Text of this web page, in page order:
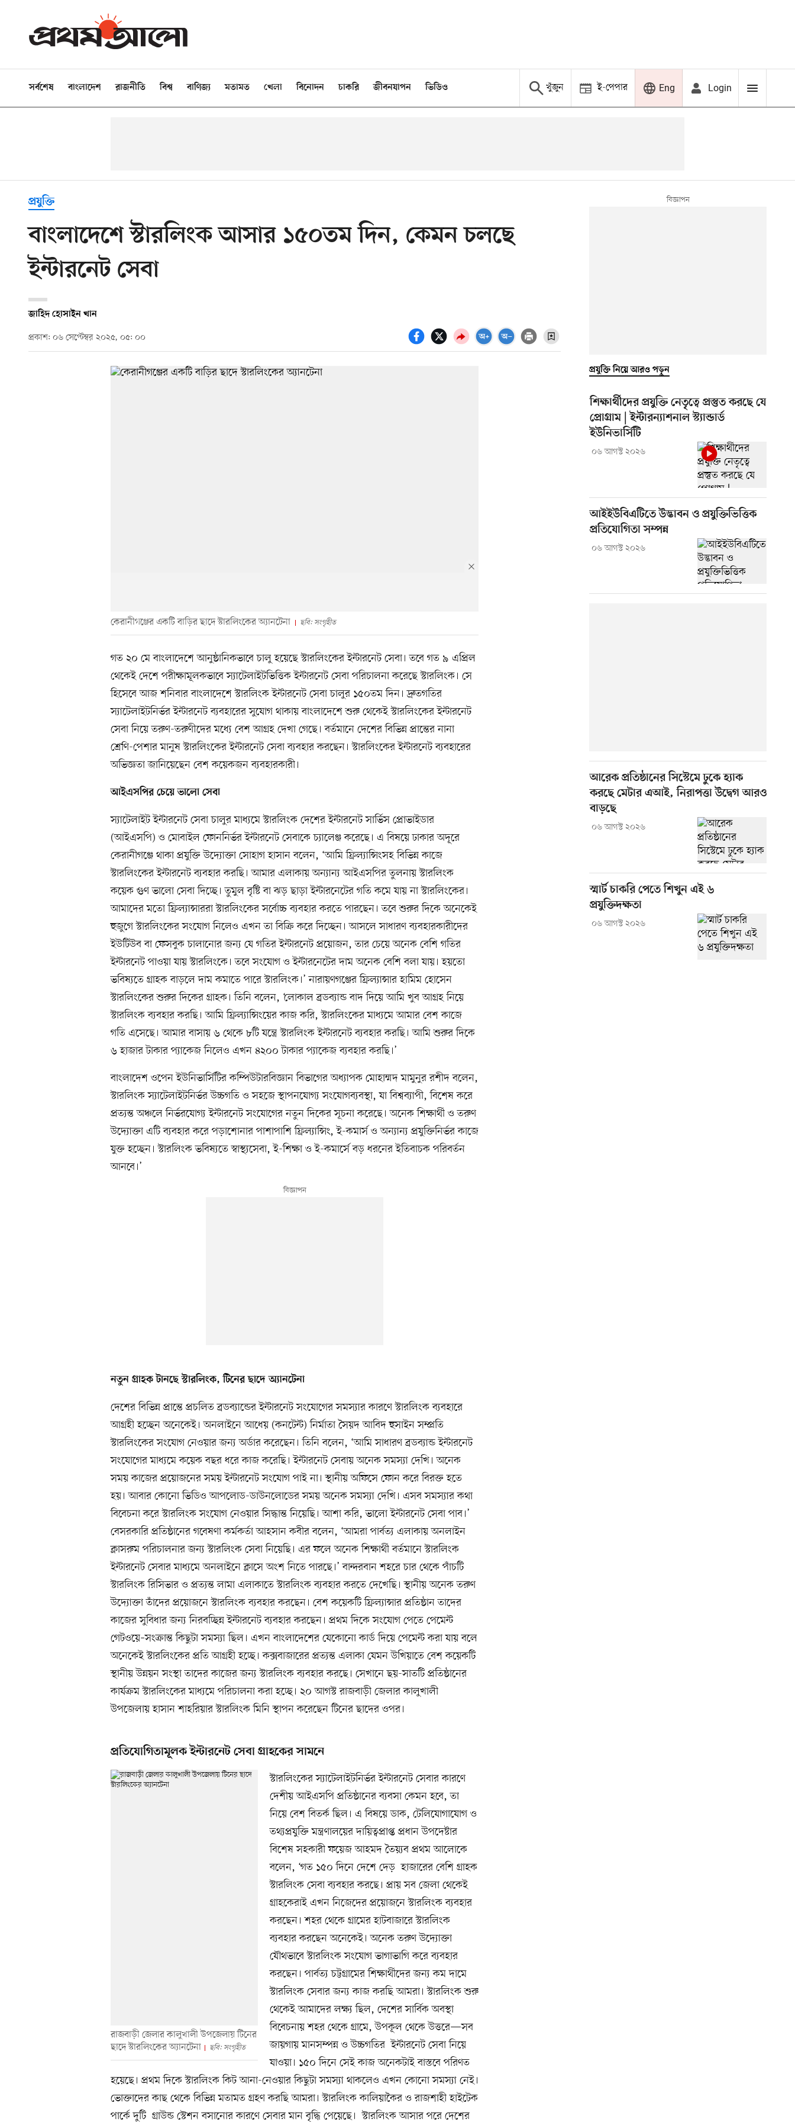
সর্বশেষ বাংলাদেশ রাজনীতি বিশ্ব বাণিজ্য মতামত খেলা বিনোদন চাকরি জীবনযাপন ভিডিও খুঁজুন ই-পেপার Eng Login
প্রযুক্তি
বাংলাদেশে স্টারলিংক আসার ১৫০তম দিন, কেমন চলছে
ইন্টারনেট সেবা
জাহিদ হোসাইন খান
প্রকাশ: ০৬ সেপ্টেম্বর ২০২৫, ০৫: ০০
কেরানীগঞ্জের একটি বাড়ির ছাদে স্টারলিংকের অ্যানটেনা ছবি: সংগৃহীত
গত ২০ মে বাংলাদেশে আনুষ্ঠানিকভাবে চালু হয়েছে স্টারলিংকের ইন্টারনেট সেবা। তবে গত ৯ এপ্রিল
থেকেই দেশে পরীক্ষামূলকভাবে স্যাটেলাইটভিত্তিক ইন্টারনেট সেবা পরিচালনা করেছে স্টারলিংক। সে
হিসেবে আজ শনিবার বাংলাদেশে স্টারলিংক ইন্টারনেট সেবা চালুর ১৫০তম দিন। দ্রুতগতির
স্যাটেলাইটনির্ভর ইন্টারনেট ব্যবহারের সুযোগ থাকায় বাংলাদেশে শুরু থেকেই স্টারলিংকের ইন্টারনেট
সেবা নিয়ে তরুণ-তরুণীদের মধ্যে বেশ আগ্রহ দেখা গেছে। বর্তমানে দেশের বিভিন্ন প্রান্তের নানা
শ্রেণি-পেশার মানুষ স্টারলিংকের ইন্টারনেট সেবা ব্যবহার করছেন। স্টারলিংকের ইন্টারনেট ব্যবহারের
অভিজ্ঞতা জানিয়েছেন বেশ কয়েকজন ব্যবহারকারী।
আইএসপির চেয়ে ভালো সেবা
স্যাটেলাইট ইন্টারনেট সেবা চালুর মাধ্যমে স্টারলিংক দেশের ইন্টারনেট সার্ভিস প্রোভাইডার
(আইএসপি) ও মোবাইল ফোননির্ভর ইন্টারনেট সেবাকে চ্যালেঞ্জ করেছে। এ বিষয়ে ঢাকার অদূরে
কেরানীগঞ্জে থাকা প্রযুক্তি উদ্যোক্তা সোহাগ হাসান বলেন, ‘আমি ফ্রিল্যান্সিংসহ বিভিন্ন কাজে
স্টারলিংকের ইন্টারনেট ব্যবহার করছি। আমার এলাকায় অন্যান্য আইএসপির তুলনায় স্টারলিংক
কয়েক গুণ ভালো সেবা দিচ্ছে। তুমুল বৃষ্টি বা ঝড় ছাড়া ইন্টারনেটের গতি কমে যায় না স্টারলিংকের।
আমাদের মতো ফ্রিল্যান্সাররা স্টারলিংকের সর্বোচ্চ ব্যবহার করতে পারছেন। তবে শুরুর দিকে অনেকেই
হুজুগে স্টারলিংকের সংযোগ নিলেও এখন তা বিক্রি করে দিচ্ছেন। আসলে সাধারণ ব্যবহারকারীদের
ইউটিউব বা ফেসবুক চালানোর জন্য যে গতির ইন্টারনেট প্রয়োজন, তার চেয়ে অনেক বেশি গতির
ইন্টারনেট পাওয়া যায় স্টারলিংকে। তবে সংযোগ ও ইন্টারনেটের দাম অনেক বেশি বলা যায়। হয়তো
ভবিষ্যতে গ্রাহক বাড়লে দাম কমাতে পারে স্টারলিংক।’ নারায়ণগঞ্জের ফ্রিল্যান্সার হামিম হোসেন
স্টারলিংকের শুরুর দিকের গ্রাহক। তিনি বলেন, ‘লোকাল ব্রডব্যান্ড বাদ দিয়ে আমি খুব আগ্রহ নিয়ে
স্টারলিংক ব্যবহার করছি। আমি ফ্রিল্যান্সিংয়ের কাজ করি, স্টারলিংকের মাধ্যমে আমার বেশ কাজে
গতি এসেছে। আমার বাসায় ৬ থেকে ৮টি যন্ত্রে স্টারলিংক ইন্টারনেট ব্যবহার করছি। আমি শুরুর দিকে
৬ হাজার টাকার প্যাকেজ নিলেও এখন ৪২০০ টাকার প্যাকেজ ব্যবহার করছি।’
বাংলাদেশ ওপেন ইউনিভার্সিটির কম্পিউটারবিজ্ঞান বিভাগের অধ্যাপক মোহাম্মদ মামুনুর রশীদ বলেন,
স্টারলিংক স্যাটেলাইটনির্ভর উচ্চগতি ও সহজে স্থাপনযোগ্য সংযোগব্যবস্থা, যা বিশ্বব্যাপী, বিশেষ করে
প্রত্যন্ত অঞ্চলে নির্ভরযোগ্য ইন্টারনেট সংযোগের নতুন দিকের সূচনা করেছে। অনেক শিক্ষার্থী ও তরুণ
উদ্যোক্তা এটি ব্যবহার করে পড়াশোনার পাশাপাশি ফ্রিল্যান্সিং, ই-কমার্স ও অন্যান্য প্রযুক্তিনির্ভর কাজে
যুক্ত হচ্ছেন। স্টারলিংক ভবিষ্যতে স্বাস্থ্যসেবা, ই-শিক্ষা ও ই-কমার্সে বড় ধরনের ইতিবাচক পরিবর্তন
আনবে।’
নতুন গ্রাহক টানছে স্টারলিংক, টিনের ছাদে অ্যানটেনা
দেশের বিভিন্ন প্রান্তে প্রচলিত ব্রডব্যান্ডের ইন্টারনেট সংযোগের সমস্যার কারণে স্টারলিংক ব্যবহারে
আগ্রহী হচ্ছেন অনেকেই। অনলাইনে আধেয় (কনটেন্ট) নির্মাতা সৈয়দ আবিদ হুসাইন সম্প্রতি
স্টারলিংকের সংযোগ নেওয়ার জন্য অর্ডার করেছেন। তিনি বলেন, ‘আমি সাধারণ ব্রডব্যান্ড ইন্টারনেট
সংযোগের মাধ্যমে কয়েক বছর ধরে কাজ করেছি। ইন্টারনেট সেবায় অনেক সমস্যা দেখি। অনেক
সময় কাজের প্রয়োজনের সময় ইন্টারনেট সংযোগ পাই না। স্থানীয় অফিসে ফোন করে বিরক্ত হতে
হয়। আবার কোনো ভিডিও আপলোড-ডাউনলোডের সময় অনেক সমস্যা দেখি। এসব সমস্যার কথা
বিবেচনা করে স্টারলিংক সংযোগ নেওয়ার সিদ্ধান্ত নিয়েছি। আশা করি, ভালো ইন্টারনেট সেবা পাব।’
বেসরকারি প্রতিষ্ঠানের গবেষণা কর্মকর্তা আহসান কবীর বলেন, ‘আমরা পার্বত্য এলাকায় অনলাইন
ক্লাসরুম পরিচালনার জন্য স্টারলিংক সেবা নিয়েছি। এর ফলে অনেক শিক্ষার্থী বর্তমানে স্টারলিংক
ইন্টারনেট সেবার মাধ্যমে অনলাইনে ক্লাসে অংশ নিতে পারছে।’ বান্দরবান শহরে চার থেকে পাঁচটি
স্টারলিংক রিসিভার ও প্রত্যন্ত লামা এলাকাতে স্টারলিংক ব্যবহার করতে দেখেছি। স্থানীয় অনেক তরুণ
উদ্যোক্তা তাঁদের প্রয়োজনে স্টারলিংক ব্যবহার করছেন। বেশ কয়েকটি ফ্রিল্যান্সার প্রতিষ্ঠান তাদের
কাজের সুবিধার জন্য নিরবচ্ছিন্ন ইন্টারনেট ব্যবহার করছেন। প্রথম দিকে সংযোগ পেতে পেমেন্ট
গেটওয়ে–সংক্রান্ত কিছুটা সমস্যা ছিল। এখন বাংলাদেশের যেকোনো কার্ড দিয়ে পেমেন্ট করা যায় বলে
অনেকেই স্টারলিংকের প্রতি আগ্রহী হচ্ছে। কক্সবাজারের প্রত্যন্ত এলাকা যেমন উখিয়াতে বেশ কয়েকটি
স্থানীয় উন্নয়ন সংস্থা তাদের কাজের জন্য স্টারলিংক ব্যবহার করছে। সেখানে ছয়-সাতটি প্রতিষ্ঠানের
কার্যক্রম স্টারলিংকের মাধ্যমে পরিচালনা করা হচ্ছে। ২০ আগস্ট রাজবাড়ী জেলার কালুখালী
উপজেলায় হাসান শাহরিয়ার স্টারলিংক মিনি স্থাপন করেছেন টিনের ছাদের ওপর।
প্রতিযোগিতামূলক ইন্টারনেট সেবা গ্রাহকের সামনে
রাজবাড়ী জেলার কালুখালী উপজেলায় টিনের
ছাদে স্টারলিংকের অ্যানটেনা
ছবি: সংগৃহীত
স্টারলিংকের স্যাটেলাইটনির্ভর ইন্টারনেট সেবার কারণে
দেশীয় আইএসপি প্রতিষ্ঠানের ব্যবসা কেমন হবে, তা
নিয়ে বেশ বিতর্ক ছিল। এ বিষয়ে ডাক, টেলিযোগাযোগ ও
তথ্যপ্রযুক্তি মন্ত্রণালয়ের দায়িত্বপ্রাপ্ত প্রধান উপদেষ্টার
বিশেষ সহকারী ফয়েজ আহমদ তৈয়্যব প্রথম আলোকে
বলেন, ‘গত ১৫০ দিনে দেশে দেড় হাজারের বেশি গ্রাহক
স্টারলিংক সেবা ব্যবহার করছে। প্রায় সব জেলা থেকেই
গ্রাহকেরাই এখন নিজেদের প্রয়োজনে স্টারলিংক ব্যবহার
করছেন। শহর থেকে গ্রামের হাটবাজারে স্টারলিংক
ব্যবহার করছেন অনেকেই। অনেক তরুণ উদ্যোক্তা
যৌথভাবে স্টারলিংক সংযোগ ভাগাভাগি করে ব্যবহার
করছেন। পার্বত্য চট্টগ্রামের শিক্ষার্থীদের জন্য কম দামে
স্টারলিংক সেবার জন্য কাজ করছি আমরা। স্টারলিংক শুরু
থেকেই আমাদের লক্ষ্য ছিল, দেশের সার্বিক অবস্থা
বিবেচনায় শহর থেকে গ্রামে, উপকূল থেকে উত্তরে—সব
জায়গায় মানসম্পন্ন ও উচ্চগতির ইন্টারনেট সেবা নিয়ে
যাওয়া। ১৫০ দিনে সেই কাজ অনেকটাই বাস্তবে পরিণত
হয়েছে। প্রথম দিকে স্টারলিংক কিট আনা-নেওয়ার কিছুটা সমস্যা থাকলেও এখন কোনো সমস্যা নেই।
ভোক্তাদের কাছ থেকে বিভিন্ন মতামত গ্রহণ করছি আমরা। স্টারলিংক কালিয়াকৈর ও রাজশাহী হাইটেক
পার্কে দুটি গ্রাউন্ড স্টেশন বসানোর কারণে সেবার মান বৃদ্ধি পেয়েছে। স্টারলিংক আসার পরে দেশের
প্রযুক্তি নিয়ে আরও পড়ুন
শিক্ষার্থীদের প্রযুক্তি নেতৃত্বে প্রস্তুত করছে যে
প্রোগ্রাম | ইন্টারন্যাশনাল স্ট্যান্ডার্ড
ইউনিভার্সিটি
০৬ আগস্ট ২০২৬
আইইউবিএটিতে উদ্ভাবন ও প্রযুক্তিভিত্তিক
প্রতিযোগিতা সম্পন্ন
০৬ আগস্ট ২০২৬
আরেক প্রতিষ্ঠানের সিস্টেমে ঢুকে হ্যাক
করছে মেটার এআই, নিরাপত্তা উদ্বেগ আরও
বাড়ছে
০৬ আগস্ট ২০২৬
স্মার্ট চাকরি পেতে শিখুন এই ৬
প্রযুক্তিদক্ষতা
০৬ আগস্ট ২০২৬